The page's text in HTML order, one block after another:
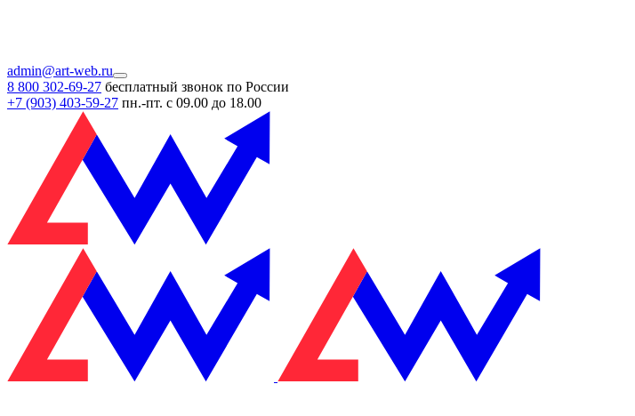
admin@art-web.ru
8 800 302-69-27 бесплатный звонок по России
+7 (903) 403-59-27 пн.-пт. с 09.00 до 18.00